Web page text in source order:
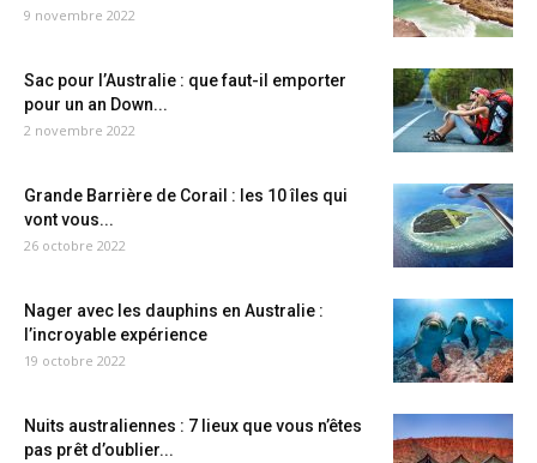
9 novembre 2022
Sac pour l’Australie : que faut-il emporter
pour un an Down...
2 novembre 2022
Grande Barrière de Corail : les 10 îles qui
vont vous...
26 octobre 2022
Nager avec les dauphins en Australie :
l’incroyable expérience
19 octobre 2022
Nuits australiennes : 7 lieux que vous n’êtes
pas prêt d’oublier...